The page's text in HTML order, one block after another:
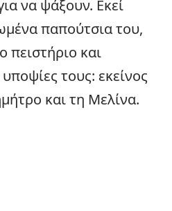
να ψάξουν. Εκεί
παπούτσια του,
πειστήριο και
τους: εκείνος
και τη Μελίνα.